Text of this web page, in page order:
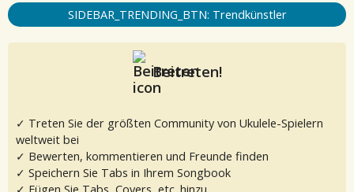
SIDEBAR_TRENDING_BTN: Trendkünstler
Beitreten!
✓ Treten Sie der größten Community von Ukulele-Spielern
weltweit bei
✓ Bewerten, kommentieren und Freunde finden
✓ Speichern Sie Tabs in Ihrem Songbook